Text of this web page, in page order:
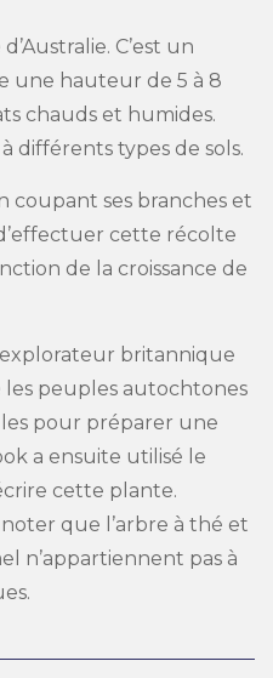
C’est un
une hauteur de 5 à 8
chauds et humides.
différents types de sols.
ses branches et
cette récolte
de la croissance de
britannique
les peuples autochtones
pour préparer une
a ensuite utilisé le
cette plante.
que l’arbre à thé et
n’appartiennent pas à